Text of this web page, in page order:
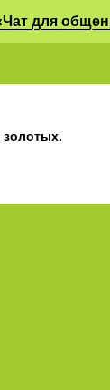
для
золотых.